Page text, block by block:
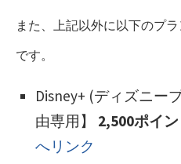
また、上記以外に以下のプ
です。
Disney+ (ディズニー
由専用】 2,500ポイ
へリンク